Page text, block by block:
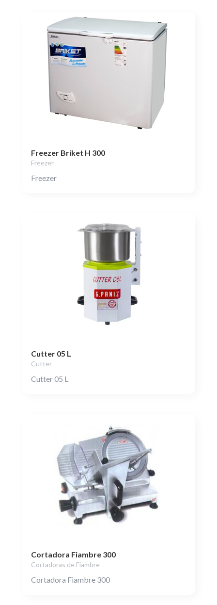
Freezer Briket H 300
Freezer
Freezer
Cutter 05 L
Cutter
Cutter 05 L
Cortadora Fiambre 300
Cortadoras de Fiambre
Cortadora Fiambre 300